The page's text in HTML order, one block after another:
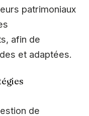
patrimoniaux
afin de
et adaptées.
de